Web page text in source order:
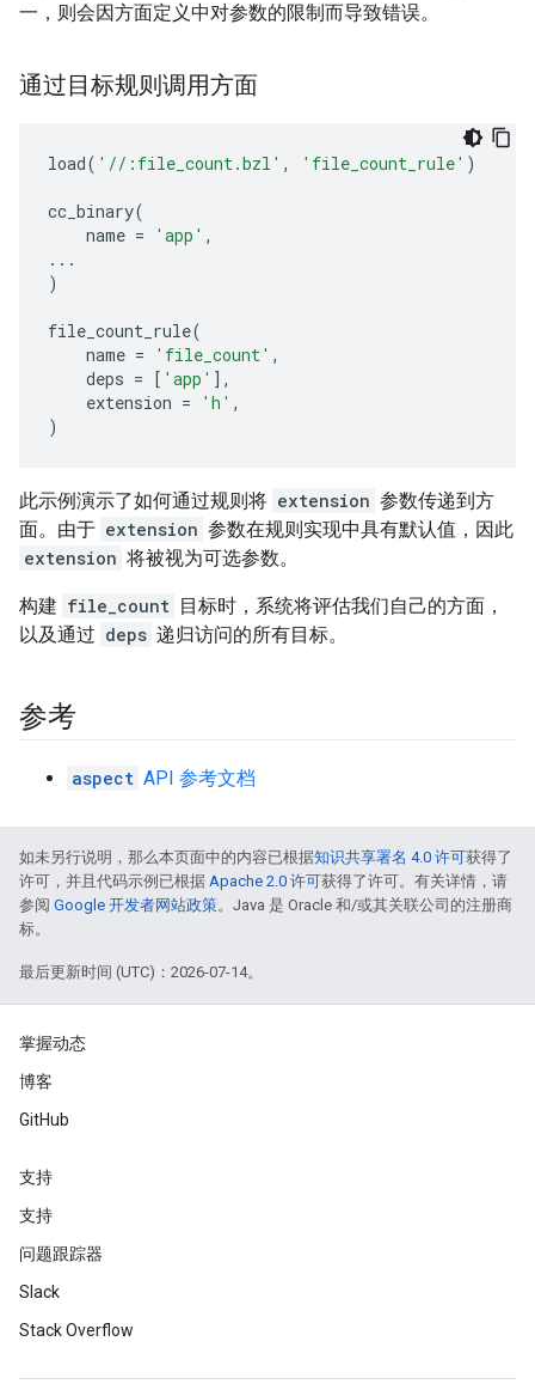
一，则会因方面定义中对参数的限制而导致错误。
通过目标规则调用方面
load( '//:file_count.bzl' , 'file_count_rule' )
cc_binary(
name = 'app' ,
...
)
file_count_rule(
name = 'file_count' ,
deps = [ 'app' ],
extension = 'h' ,
)
此示例演示了如何通过规则将 extension 参数传递到方
面。由于 extension 参数在规则实现中具有默认值，因此
extension 将被视为可选参数。
构建 file_count 目标时，系统将评估我们自己的方面，
以及通过 deps 递归访问的所有目标。
参考
aspect API 参考文档
如未另行说明，那么本页面中的内容已根据知识共享署名 4.0 许可获得了
许可，并且代码示例已根据 Apache 2.0 许可获得了许可。有关详情，请
参阅 Google 开发者网站政策。Java 是 Oracle 和/或其关联公司的注册商
标。
最后更新时间 (UTC)：2026-07-14。
掌握动态
博客
GitHub
支持
支持
问题跟踪器
Slack
Stack Overflow